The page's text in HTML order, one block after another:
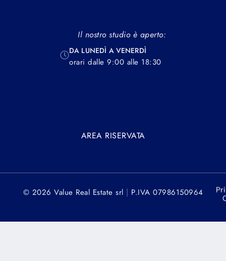
Il nostro studio è aperto:
DA LUNEDÌ A VENERDÌ
orari dalle 9:00 alle 18:30
AREA RISERVATA
© 2026 Value Real Estate srl | P.IVA 07986150964